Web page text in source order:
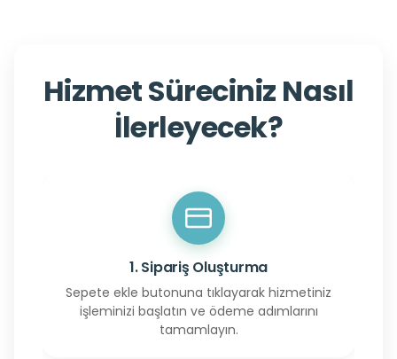
Hizmet Süreciniz Nasıl
İlerleyecek?
1. Sipariş Oluşturma
Sepete ekle butonuna tıklayarak hizmetiniz
işleminizi başlatın ve ödeme adımlarını
tamamlayın.